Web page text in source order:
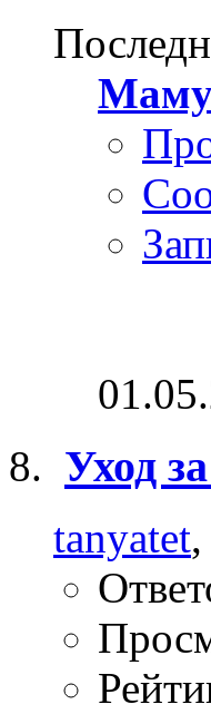
Уход
tanyatet